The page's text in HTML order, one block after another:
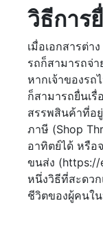
วิธีการ
เมื่อเอกสารต่า
รถก็สามารถจ่
หากเจ้าของร
ก็สามารถยื่นเ
สรรพสินค้าที่อ
ภาษี (Shop
อาทิตย์ได้ หรือ
ขนส่ง (https://
หนึ่งวิธีที่สะดวก
ชีวิตของผู้คนใ